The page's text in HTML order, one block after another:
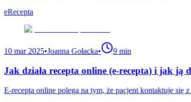
eRecepta
10 mar 2025•Joanna Gołacka• 9 min
Jak działa recepta online (e-recepta) i jak
E-recepta online polega na tym, że pacjent kontaktuje się